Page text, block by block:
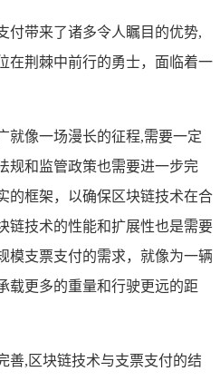
付带来了诸多令人瞩目的优势,
在荆棘中前行的勇士，面临着一
就像一场漫长的征程,需要一定
规和监管政策也需要进一步完
的框架，以确保区块链技术在合
链技术的性能和扩展性也是需要
模支票支付的需求，就像为一辆
载更多的重量和行驶更远的距
善,区块链技术与支票支付的结